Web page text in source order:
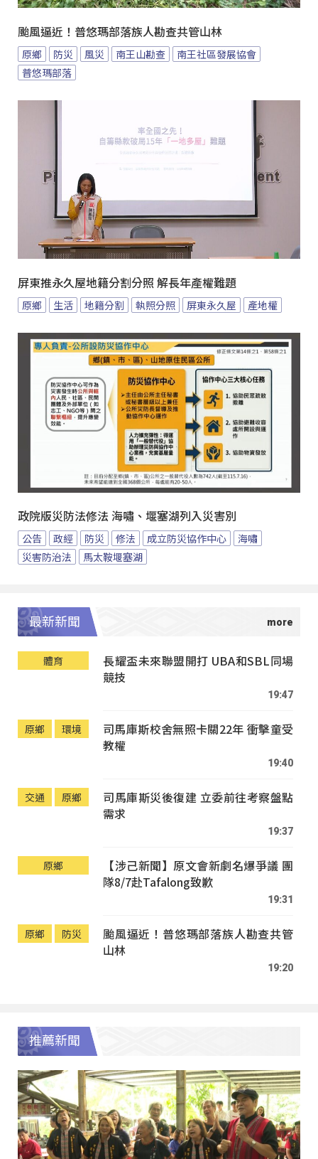
颱風逼近！普悠瑪部落族人勘查共管山林
原鄉 防災 風災 南王山勘查
南王社區發展協會
普悠瑪部落
屏東推永久屋地籍分割分照 解長年產權難題
原鄉 生活 地籍分割 執照分照 屏東永久屋 產地權
政院版災防法修法 海嘯、堰塞湖列入災害別
公告 政經 防災 修法 成立防災協作中心
海嘯
災害防治法
馬太鞍堰塞湖
最新新聞
體育
長耀盃未來聯盟開打 UBA和SBL同場
競技
19:47
原鄉 環境
司馬庫斯校舍無照卡關22年 衝擊童受
教權
19:40
交通 原鄉
司馬庫斯災後復建 立委前往考察盤點
需求
19:37
原鄉
【涉己新聞】原文會新劇名爆爭議 團
隊8/7赴Tafalong致歉
19:31
原鄉 防災
颱風逼近！普悠瑪部落族人勘查共管
山林
19:20
推薦新聞